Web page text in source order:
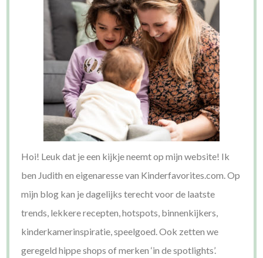
Hoi! Leuk dat je een kijkje neemt op mijn website! Ik
ben Judith en eigenaresse van Kinderfavorites.com. Op
mijn blog kan je dagelijks terecht voor de laatste
trends, lekkere recepten, hotspots, binnenkijkers,
kinderkamerinspiratie, speelgoed. Ook zetten we
geregeld hippe shops of merken ‘in de spotlights’.